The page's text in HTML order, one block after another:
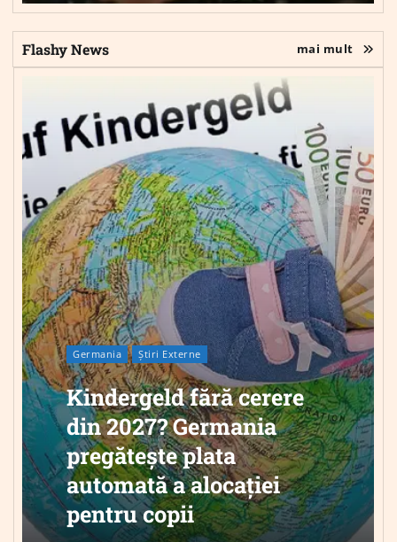
Flashy News mai mult
Germania Știri Externe
Kindergeld fără cerere
din 2027? Germania
pregătește plata
automată a alocației
pentru copii